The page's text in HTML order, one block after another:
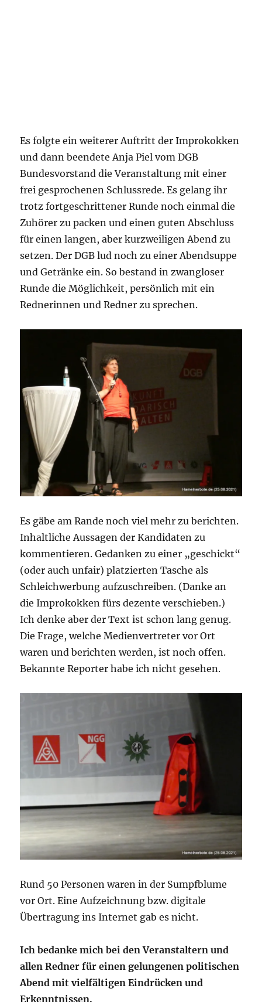
Es folgte ein weiterer Auftritt der Improkokken
und dann beendete Anja Piel vom DGB
Bundesvorstand die Veranstaltung mit einer
frei gesprochenen Schlussrede. Es gelang ihr
trotz fortgeschrittener Runde noch einmal die
Zuhörer zu packen und einen guten Abschluss
für einen langen, aber kurzweiligen Abend zu
setzen. Der DGB lud noch zu einer Abendsuppe
und Getränke ein. So bestand in zwangloser
Runde die Möglichkeit, persönlich mit ein
Rednerinnen und Redner zu sprechen.
Es gäbe am Rande noch viel mehr zu berichten.
Inhaltliche Aussagen der Kandidaten zu
kommentieren. Gedanken zu einer „geschickt“
(oder auch unfair) platzierten Tasche als
Schleichwerbung aufzuschreiben. (Danke an
die Improkokken fürs dezente verschieben.)
Ich denke aber der Text ist schon lang genug.
Die Frage, welche Medienvertreter vor Ort
waren und berichten werden, ist noch offen.
Bekannte Reporter habe ich nicht gesehen.
Rund 50 Personen waren in der Sumpfblume
vor Ort. Eine Aufzeichnung bzw. digitale
Übertragung ins Internet gab es nicht.
Ich bedanke mich bei den Veranstaltern und
allen Redner für einen gelungenen politischen
Abend mit vielfältigen Eindrücken und
Erkenntnissen.